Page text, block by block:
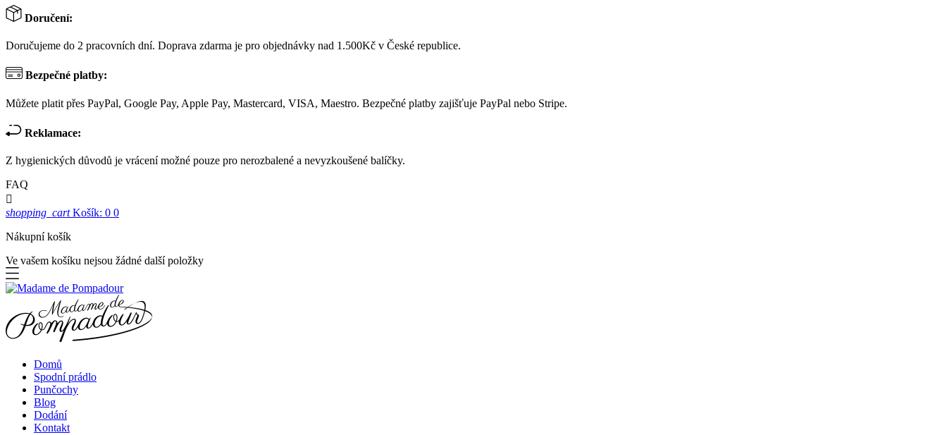
Doručení:
Doručujeme do 2 pracovních dní. Doprava zdarma je pro objednávky nad 1.500Kč v České republice.
Bezpečné platby:
Můžete platit přes PayPal, Google Pay, Apple Pay, Mastercard, VISA, Maestro. Bezpečné platby zajišťuje PayPal nebo Stripe.
Reklamace:
Z hygienických důvodů je vrácení možné pouze pro nerozbalené a nevyzkoušené balíčky.
FAQ

shopping_cart Košík: 0 0
Nákupní košík
Ve vašem košíku nejsou žádné další položky
Domů
Spodní prádlo
Punčochy
Blog
Dodání
Kontakt